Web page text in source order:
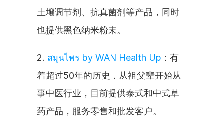
土壤调节剂、抗真菌剂等产品，同时
也提供黑色纳米粉末。
2. สมุนไพร by WAN Health Up ：有
着超过50年的历史，从祖父辈开始从
事中医行业，目前提供泰式和中式草
药产品，服务零售和批发客户。